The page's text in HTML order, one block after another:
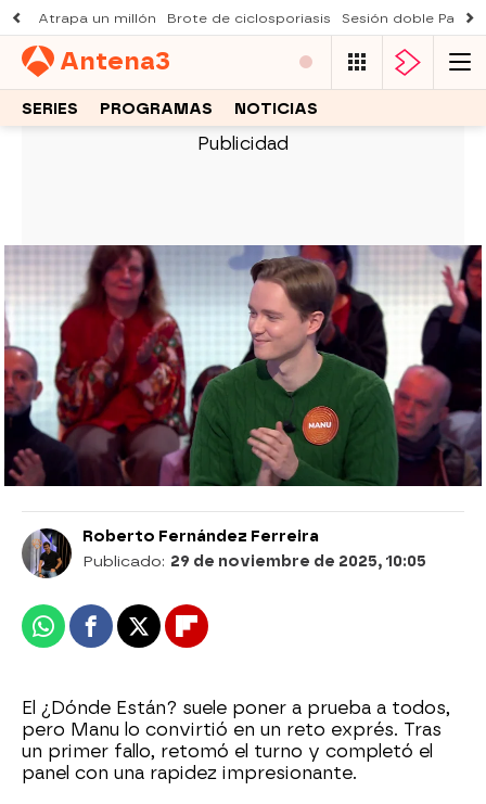
Atrapa un millón Brote de ciclosporiasis Sesión doble
Antena3
SERIES PROGRAMAS NOTICIAS
PASAPALABRA
Manu se marca un momentazo en
Pasapalabra: fulmina el ¿Dónde
Están? y deja al plató alucinado
El concursante convierte una de las pruebas
más difíciles en un espectáculo, resolviendo el
panel en segundos y provocando reacciones de
asombro entre los invitados.
Roberto Fernández Ferreira
Publicado: 29 de noviembre de 2025, 10:05
WhatsappFacebook
X Flipboard
El ¿Dónde Están? suele poner a prueba a todos,
pero Manu lo convirtió en un reto exprés. Tras
un primer fallo, retomó el turno y completó el
panel con una rapidez impresionante.